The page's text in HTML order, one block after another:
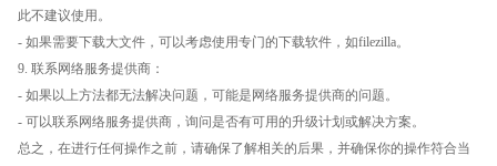
此不建议使用。
- 如果需要下载大文件，可以考虑使用专门的下载软件，如filezilla。
9. 联系网络服务提供商：
- 如果以上方法都无法解决问题，可能是网络服务提供商的问题。
- 可以联系网络服务提供商，询问是否有可用的升级计划或解决方案。
总之，在进行任何操作之前，请确保了解相关的后果，并确保你的操作符合当